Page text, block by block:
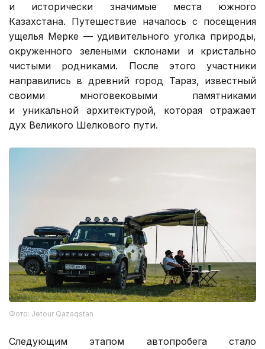
и исторически значимые места южного
Казахстана. Путешествие началось с посещения
ущелья Мерке — удивительного уголка природы,
окруженного зелеными склонами и кристально
чистыми родниками. После этого участники
направились в древний город Тараз, известный
своими многовековыми памятниками
и уникальной архитектурой, которая отражает
дух Великого Шелкового пути.
Фото: Jetour Qazaqstan
Следующим этапом автопробега стало